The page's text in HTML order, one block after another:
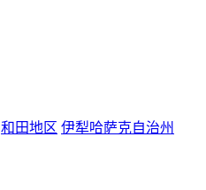
和田地区 伊犁哈萨克自治州